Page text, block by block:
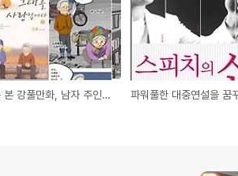
처음 본 강풀만화, 남자 주인공의 까칠한 인간성에 매료되다!